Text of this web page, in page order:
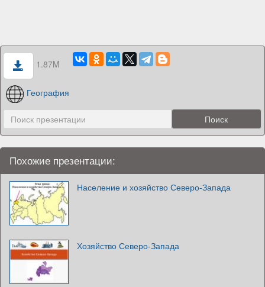
1.87M
География
Похожие презентации:
Население и хозяйство Северо-Запада
Хозяйство Северо-Запада